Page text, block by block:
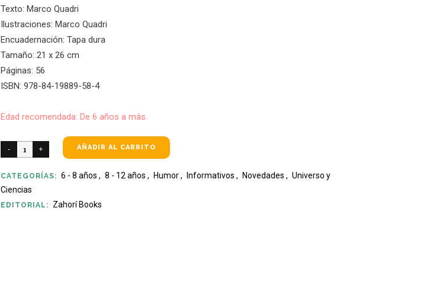
Texto: Marco Quadri
Ilustraciones: Marco Quadri
Encuadernación: Tapa dura
Tamaño: 21 x 26 cm
Páginas: 56
ISBN: 978-84-19889-58-4
Edad recomendada: De 6 años a más.
AÑADIR AL CARRITO
CATEGORÍAS: 6 - 8 años , 8 - 12 años , Humor, Informativos , Novedades , Universo y
Ciencias
EDITORIAL: Zahorí Books